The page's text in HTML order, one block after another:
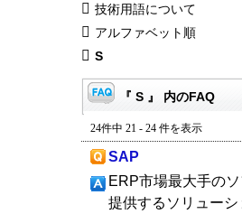
技術用語について
アルファベット順
S
『 S 』 内のFAQ
24件中 21 - 24 件を表示
SAP
ERP市場最大手の
提供するソリュー